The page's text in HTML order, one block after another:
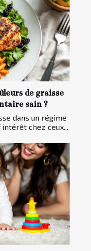
de graisse
sain ?
dans un régime
chez ceux...